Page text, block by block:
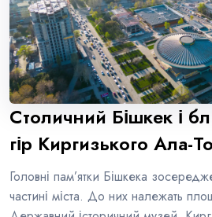
Столичний Бішкек і
гір Киргизького Ала-
Головні пам’ятки Бішкека
частині міста. До них належать